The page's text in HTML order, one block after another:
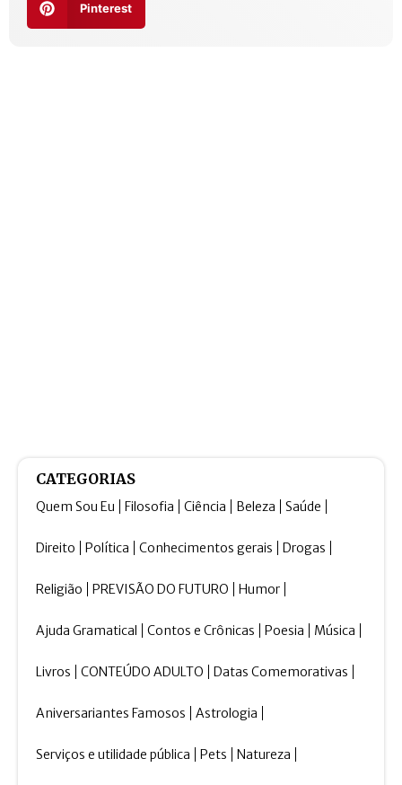
Pinterest
CATEGORIAS
Quem Sou Eu Filosofia Ciência Beleza Saúde
Direito Política Conhecimentos gerais Drogas
Religião PREVISÃO DO FUTURO Humor
Ajuda Gramatical Contos e Crônicas Poesia Música
Livros CONTEÚDO ADULTO Datas Comemorativas
Aniversariantes Famosos Astrologia
Serviços e utilidade pública Pets Natureza